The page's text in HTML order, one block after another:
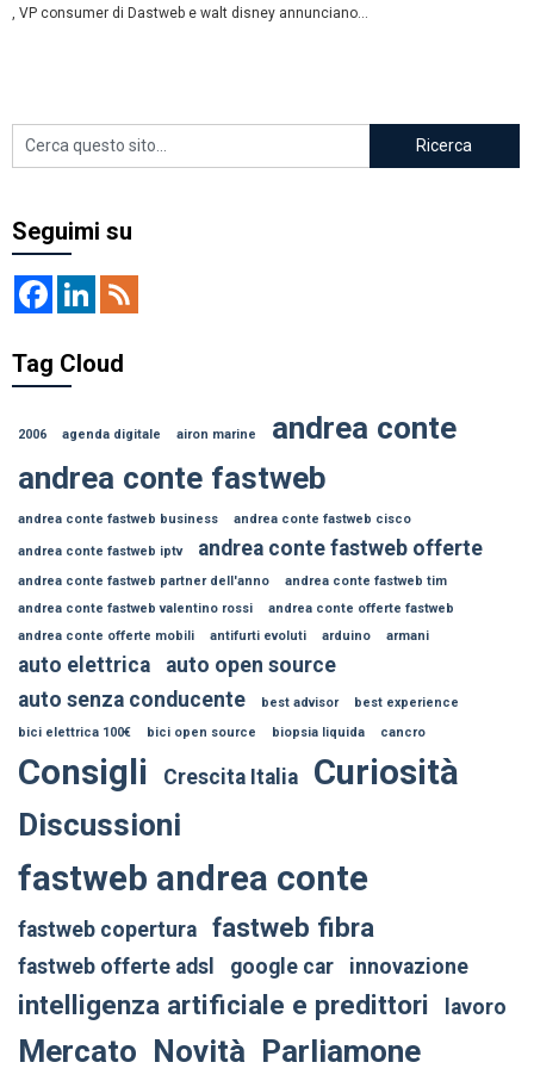
, VP consumer di Dastweb e walt disney annunciano...
Seguimi su
Tag Cloud
2006 agenda digitale airon marine
andrea conte
andrea conte fastweb
andrea conte fastweb business andrea conte fastweb cisco
andrea conte fastweb iptv andrea conte fastweb offerte
andrea conte fastweb partner dell'anno
andrea conte fastweb tim
andrea conte fastweb valentino rossi
andrea conte offerte fastweb
andrea conte offerte mobili
antifurti evoluti arduino armani
auto elettrica
auto open source
auto senza conducente
best advisor
best experience
bici elettrica 100€
bici open source biopsia liquida cancro
Consigli Crescita Italia Curiosità
Discussioni
fastweb andrea conte
fastweb copertura fastweb fibra
fastweb offerte adsl google car innovazione
intelligenza artificiale e predittori lavoro
Mercato Novità Parliamone